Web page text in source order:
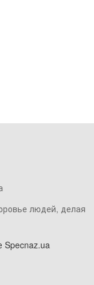
людей, делая